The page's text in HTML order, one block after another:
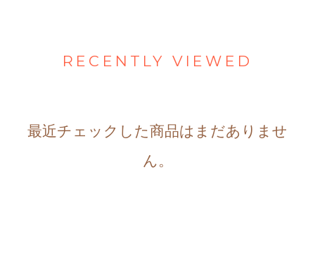
RECENTLY VIEWED
最近チェックした商品はまだありませ
ん。